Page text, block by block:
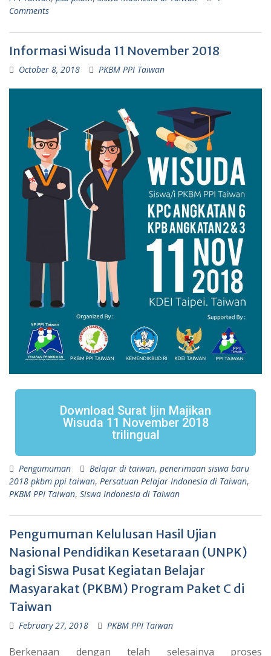
Comments
Informasi Wisuda 11 November 2018
October 8, 2018 PKBM PPI Taiwan
Download Surat Ijin Majikan
Wisuda 11 November 2018
trilingual
Pengumuman Belajar di taiwan, penerimaan siswa baru
2018 pkbm ppi taiwan, Persatuan Pelajar Indonesia di Taiwan,
PKBM PPI Taiwan, Siswa Indonesia di Taiwan
Pengumuman Kelulusan Hasil Ujian
Nasional Pendidikan Kesetaraan (UNPK)
bagi Siswa Pusat Kegiatan Belajar
Masyarakat (PKBM) Program Paket C di
Taiwan
February 27, 2018 PKBM PPI Taiwan
Berkenaan dengan telah selesainya proses